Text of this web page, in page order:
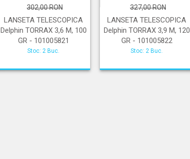
302,00 RON
LANSETA TELESCOPICA
Delphin TORRAX 3,6 M, 100
GR - 101005821
Stoc: 2 Buc.
327,00 RON
LANSETA TELESCOPICA
Delphin TORRAX 3,9 M, 120
GR - 101005822
Stoc: 2 Buc.